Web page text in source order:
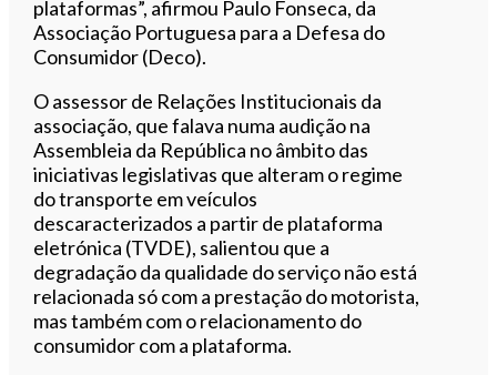
plataformas”, afirmou Paulo Fonseca, da
Associação Portuguesa para a Defesa do
Consumidor (Deco).
O assessor de Relações Institucionais da
associação, que falava numa audição na
Assembleia da República no âmbito das
iniciativas legislativas que alteram o regime
do transporte em veículos
descaracterizados a partir de plataforma
eletrónica (TVDE), salientou que a
degradação da qualidade do serviço não está
relacionada só com a prestação do motorista,
mas também com o relacionamento do
consumidor com a plataforma.